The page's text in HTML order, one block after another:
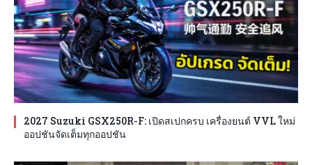
2027 Suzuki GSX250R-F: เปิดสเปกครบ เครื่องยนต์ VVL ใหม่
ออปชันจัดเต็มทุกออปชัน